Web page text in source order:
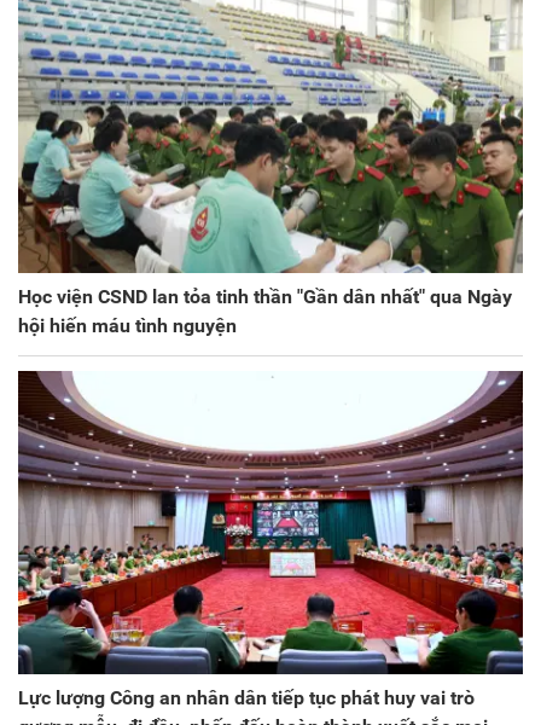
Học viện CSND lan tỏa tinh thần "Gần dân nhất" qua Ngày
hội hiến máu tình nguyện
Lực lượng Công an nhân dân tiếp tục phát huy vai trò